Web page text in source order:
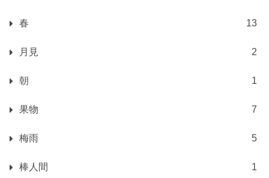
春 13
月見 2
朝 1
果物 7
梅雨 5
棒人間 1